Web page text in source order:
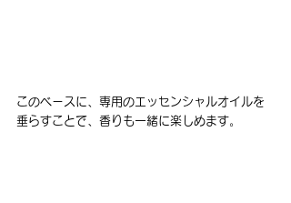
このベースに、専用のエッセンシャルオイルを
垂らすことで、香りも一緒に楽しめます。